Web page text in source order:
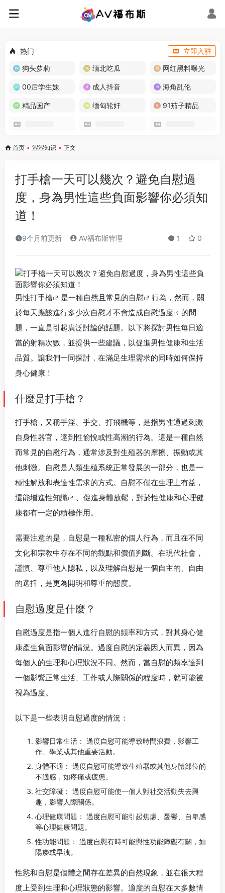
热门
立即入驻
狗头萝莉
缅北吃瓜 网红黑料曝光
00后学生妹 成人抖音 海角乱伦
精品国产 缅甸轮奸 91茄子精品
首页 • 涩涩知识 • 正文
打手槍一天可以幾次？避免自慰過
度，身為男性這些負面影響你必須知
道！
9个月前更新 AV福布斯管理 1 0
男性打手槍 是一種自然且常見的自慰
行為，然而，關
於每天應該進行多少次自慰才不會造成自慰過度
的問
題，一直是引起廣泛討論的話題。以下將探討男性每日適
當的射精次數，並提供一些建議，以促進男性健康和生活
品質。讓我們一同探討，在滿足生理需求的同時如何保持
身心健康！
什麼是打手槍？
打手槍，又稱手淫、手交、打飛機等，是指男性通過刺激
自身性器官，達到性愉悅或性高潮的行為。這是一種自然
而常見的自慰行為，通常涉及對生殖器的摩擦、振動或其
他刺激。自慰是人類生殖系統正常發展的一部分，也是一
種性解放和表達性需求的方式。自慰不僅在生理上有益，
還能增進性知識
、促進身體放鬆，對於性健康和心理健
康都有一定的積極作用。
需要注意的是，自慰是一種私密的個人行為，而且在不同
文化和宗教中存在不同的觀點和價值判斷。在現代社會，
謹慎、尊重他人隱私，以及理解自慰是一個自主的、自由
的選擇，是更為開明和尊重的態度。
自慰過度是什麼？
自慰過度是指一個人進行自慰的頻率和方式，對其身心健
康產生負面影響的情況。過度自慰的定義因人而異，因為
每個人的生理和心理狀況不同。然而，當自慰的頻率達到
一個影響正常生活、工作或人際關係的程度時，就可能被
視為過度。
以下是一些表明自慰過度的情況：
影響日常生活： 過度自慰可能導致時間浪費，影響工
作、學業或其他重要活動。
身體不適： 過度自慰可能導致生殖器或其他身體部位的
不適感，如疼痛或疲憊。
社交障礙： 過度自慰可能使一個人對社交活動失去興
趣，影響人際關係。
心理健康問題： 過度自慰可能引起焦慮、憂鬱、自卑感
等心理健康問題。
性功能問題： 過度自慰有時可能與性功能障礙有關，如
陽痿或早洩。
性慾和自慰是個體之間存在差異的自然現象，並在很大程
度上受到生理和心理狀態的影響。適度的自慰在大多數情